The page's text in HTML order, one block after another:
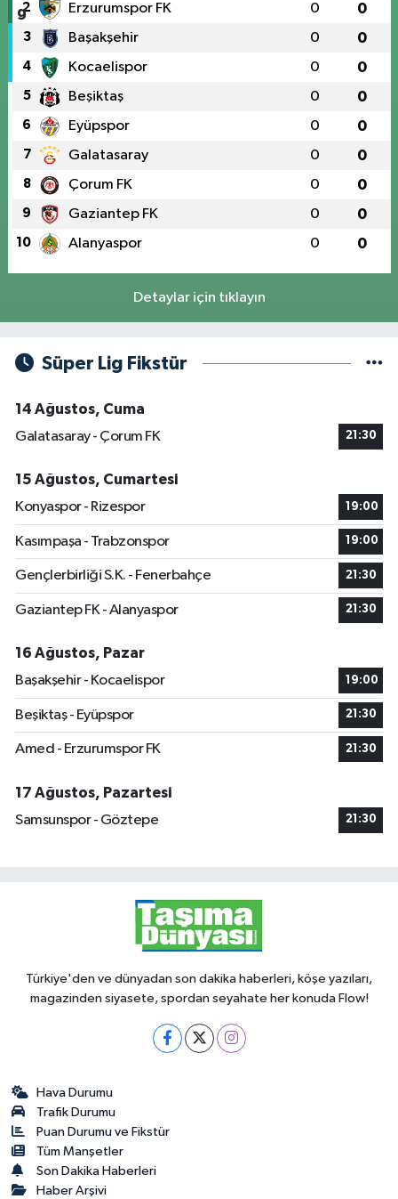
2 Erzurumspor FK 0 0
3 Başakşehir 0 0
4 Kocaelispor 0 0
5 Beşiktaş 0 0
6 Eyüpspor 0 0
7 Galatasaray 0 0
8 Çorum FK 0 0
9 Gaziantep FK 0 0
10 Alanyaspor 0 0
Detaylar için tıklayın
Süper Lig Fikstür
14 Ağustos, Cuma
Galatasaray - Çorum FK
21:30
15 Ağustos, Cumartesi
Konyaspor - Rizespor
19:00
Kasımpaşa - Trabzonspor 19:00
Gençlerbirliği S.K. - Fenerbahçe 21:30
Gaziantep FK - Alanyaspor 21:30
16 Ağustos, Pazar
Başakşehir - Kocaelispor
19:00
Beşiktaş - Eyüpspor 21:30
Amed - Erzurumspor FK 21:30
17 Ağustos, Pazartesi
Samsunspor - Göztepe
21:30
Türkiye'den ve dünyadan son dakika haberleri, köşe yazıları,
magazinden siyasete, spordan seyahate her konuda Flow!
Hava Durumu
Trafik Durumu
Puan Durumu ve Fikstür
Tüm Manşetler
Son Dakika Haberleri
Haber Arşivi